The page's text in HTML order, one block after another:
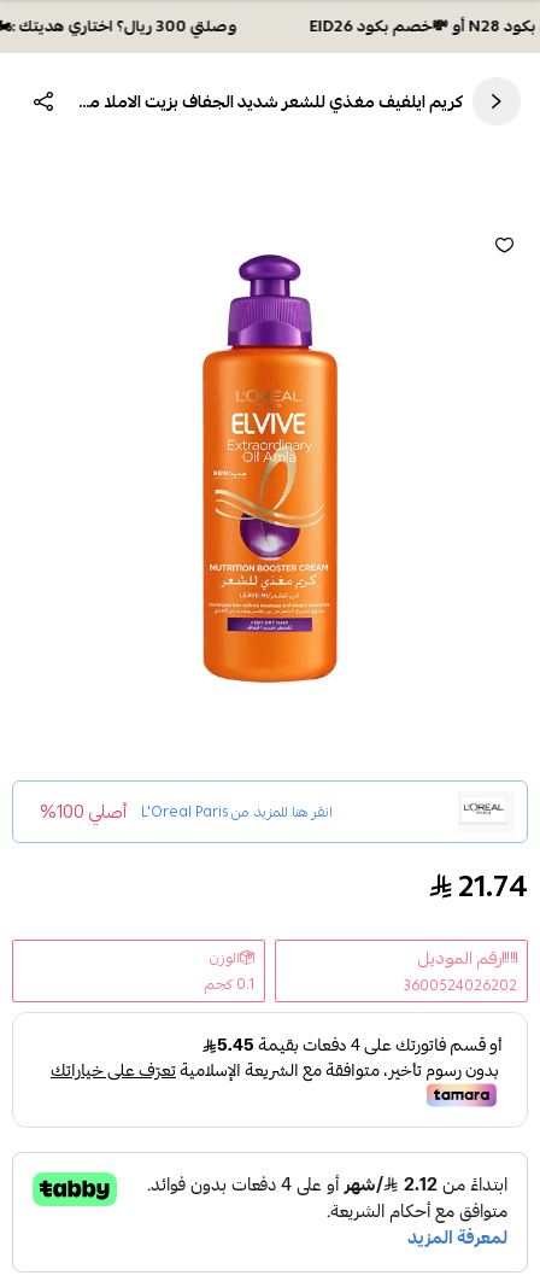
وصلتي 300 ريال؟ اختاري هديتك :🏍 شحن مجاني بكود N28 أو 💸خصم بكود EID26
كريم ايلفيف مغذي للشعر شديد الجفاف بزيت الاملا من لوريال باريس - 200مل
انقر هنا للمزيد منL'Oreal Paris أصلي 100%
كريم ايلفيف مغذي للشعر شديد الجفاف بزيت الاملا من
21.74
رقم الموديل
3600524026202
الوزن
0.1 كجم